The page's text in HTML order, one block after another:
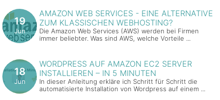
19
Jun
AMAZON WEB SERVICES - EINE ALTERNATIVE
ZUM KLASSISCHEN WEBHOSTING?
Die Amazon Web Services (AWS) werden bei Firmen
immer beliebter. Was sind AWS, welche Vorteile ...
18
Jun
WORDPRESS AUF AMAZON EC2 SERVER
INSTALLIEREN – IN 5 MINUTEN
In dieser Anleitung erkläre ich Schritt für Schritt die
automatisierte Installation von Wordpress auf einem ...